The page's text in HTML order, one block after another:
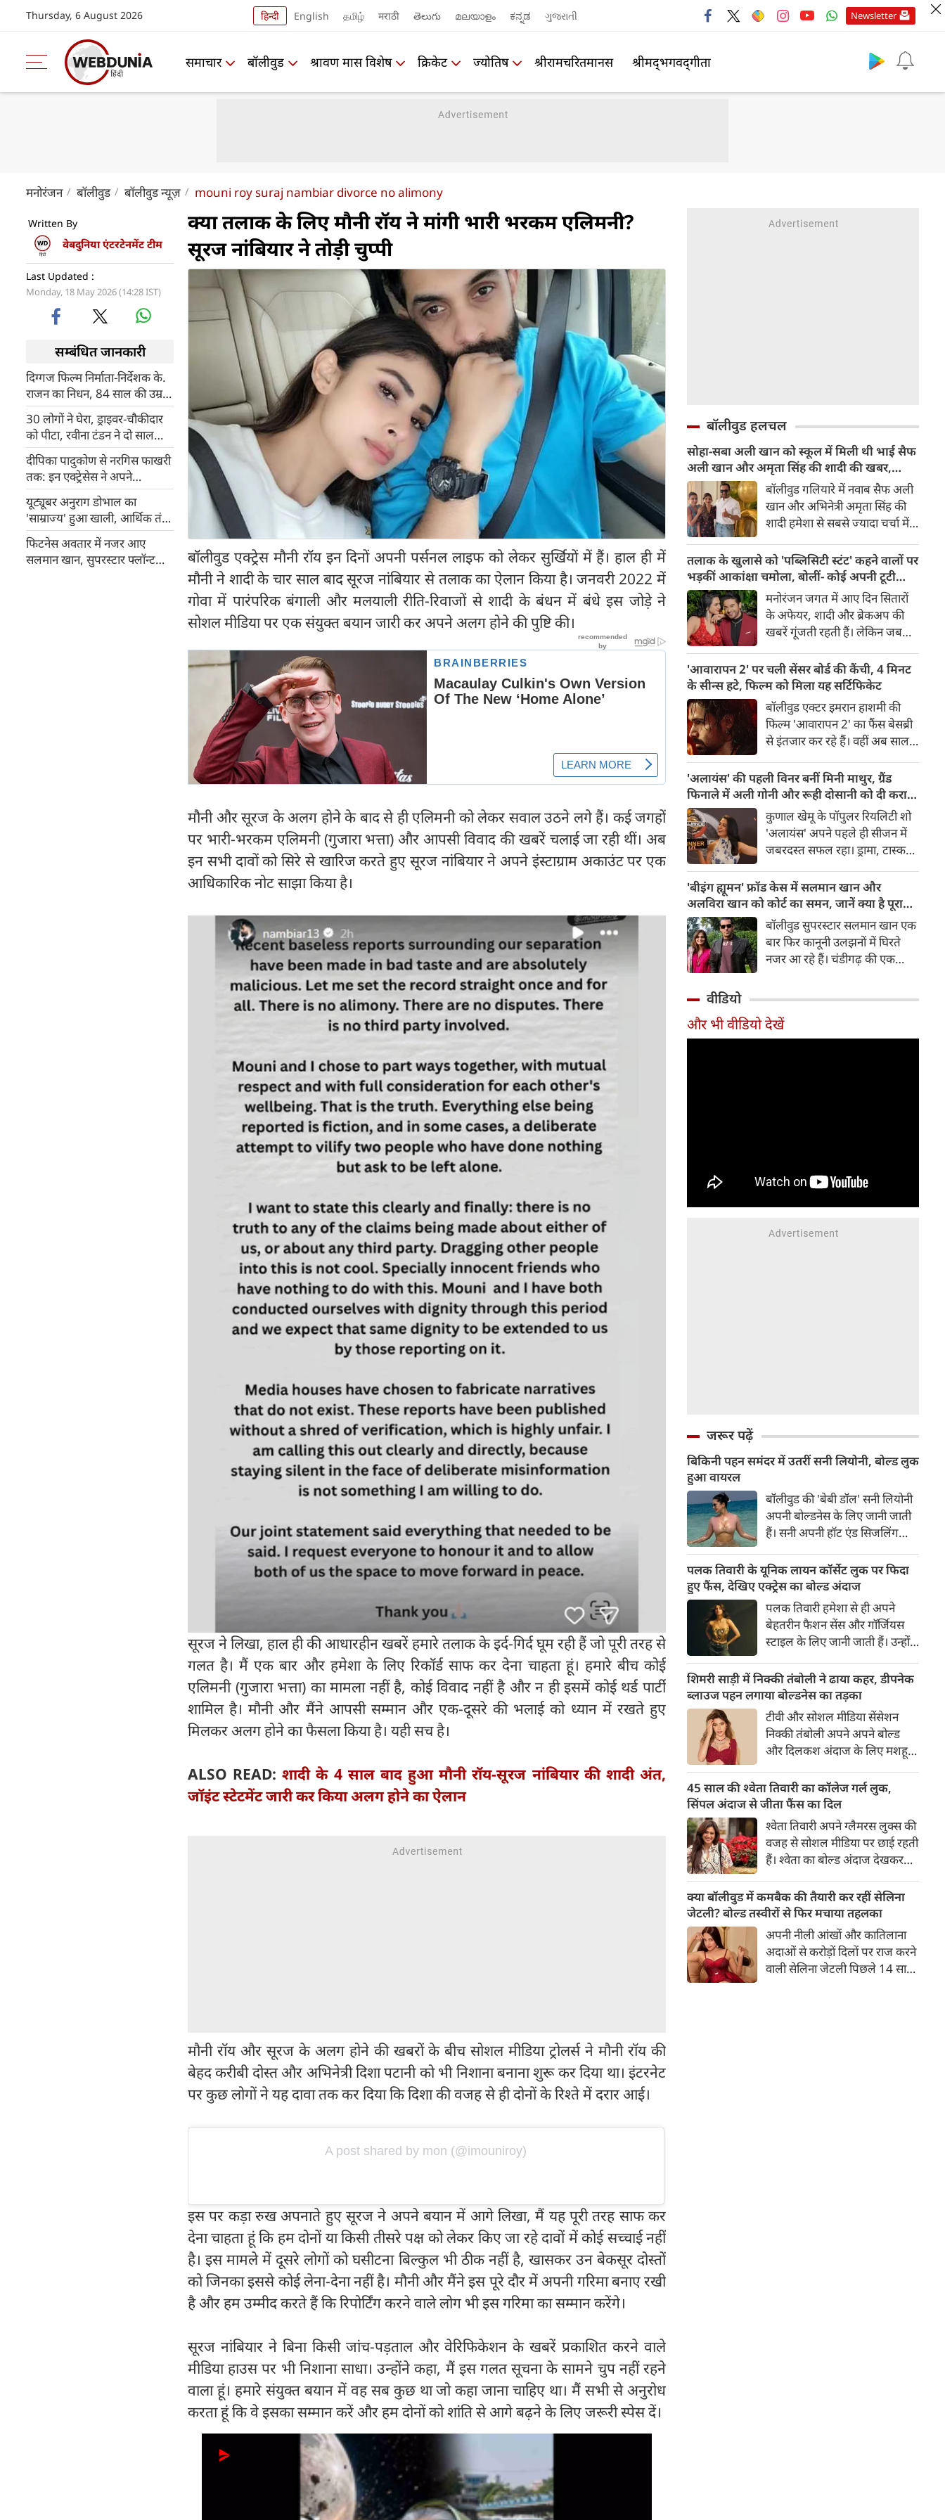
Thursday, 6 August 2026 हिन्दी English தமிழ் मराठी తెలుగు മലയാളം ಕನ್ನಡ ગુજરાતી Newsletter
समाचार बॉलीवुड श्रावण मास विशेष क्रिकेट ज्योतिष श्रीरामचरितमानस श्रीमद्‍भगवद्‍गीता
मनोरंजन बॉलीवुड बॉलीवुड न्यूज़ mouni roy suraj nambiar divorce no alimony
Written By
वेबदुनिया एंटरटेनमेंट टीम
Last Updated :
Monday, 18 May 2026 (14:28 IST)
सम्बंधित जानकारी
दिग्गज फिल्म निर्माता-निर्देशक के.
राजन का निधन, 84 साल की उम्र में
की आत्महत्या
30 लोगों ने घेरा, ड्राइवर-चौकीदार
को पीटा, रवीना टंडन ने दो साल
पहले हुई घटना पर तोड़ी चुप्पी
दीपिका पादुकोण से नरगिस फाखरी
तक: इन एक्ट्रेसेस ने अपने
धमाकेदार डेब्यू से बॉलीवुड में मचाया
तहलका
यूट्यूबर अनुराग डोभाल का
'साम्राज्य' हुआ खाली, आर्थिक तंगी
की वजह से बेचना पड़ा 10 करोड़
का बाइक कलेक्शन
फिटनेस अवतार में नजर आए
सलमान खान, सुपरस्टार फ्लॉन्ट
क्या तलाक के लिए मौनी रॉय ने मांगी भारी भरकम एलिमनी?
सूरज नांबियार ने तोड़ी चुप्पी
बॉलीवुड एक्ट्रेस मौनी रॉय इन दिनों अपनी पर्सनल लाइफ को लेकर सुर्खियों में हैं। हाल ही में
मौनी ने शादी के चार साल बाद सूरज नांबियार से तलाक का ऐलान किया है। जनवरी 2022 में
गोवा में पारंपरिक बंगाली और मलयाली रीति-रिवाजों से शादी के बंधन में बंधे इस जोड़े ने
सोशल मीडिया पर एक संयुक्त बयान जारी कर अपने अलग होने की पुष्टि की।
मौनी और सूरज के अलग होने के बाद से ही एलिमनी को लेकर सवाल उठने लगे हैं। कई जगहों
पर भारी-भरकम एलिमनी (गुजारा भत्ता) और आपसी विवाद की खबरें चलाई जा रही थीं। अब
इन सभी दावों को सिरे से खारिज करते हुए सूरज नांबियार ने अपने इंस्टाग्राम अकाउंट पर एक
आधिकारिक नोट साझा किया है।
सूरज ने लिखा, हाल ही की आधारहीन खबरें हमारे तलाक के इर्द-गिर्द घूम रही हैं जो पूरी तरह से
गलत है। मैं एक बार और हमेशा के लिए रिकॉर्ड साफ कर देना चाहता हूं। हमारे बीच कोई
एलिमनी (गुजारा भत्ता) का मामला नहीं है, कोई विवाद नहीं है और न ही इसमें कोई थर्ड पार्टी
शामिल है। मौनी और मैंने आपसी सम्मान और एक-दूसरे की भलाई को ध्यान में रखते हुए
मिलकर अलग होने का फैसला किया है। यही सच है।
ALSO READ:शादी के 4 साल बाद हुआ मौनी रॉय-सूरज नांबियार की शादी अंत,
जॉइंट स्टेटमेंट जारी कर किया अलग होने का ऐलान
मौनी रॉय और सूरज के अलग होने की खबरों के बीच सोशल मीडिया ट्रोलर्स ने मौनी रॉय की
बेहद करीबी दोस्त और अभिनेत्री दिशा पटानी को भी निशाना बनाना शुरू कर दिया था। इंटरनेट
पर कुछ लोगों ने यह दावा तक कर दिया कि दिशा की वजह से ही दोनों के रिश्ते में दरार आई।
A post shared by mon (@imouniroy)
इस पर कड़ा रुख अपनाते हुए सूरज ने अपने बयान में आगे लिखा, मैं यह पूरी तरह साफ कर
देना चाहता हूं कि हम दोनों या किसी तीसरे पक्ष को लेकर किए जा रहे दावों में कोई सच्चाई नहीं
है। इस मामले में दूसरे लोगों को घसीटना बिल्कुल भी ठीक नहीं है, खासकर उन बेकसूर दोस्तों
को जिनका इससे कोई लेना-देना नहीं है। मौनी और मैंने इस पूरे दौर में अपनी गरिमा बनाए रखी
है और हम उम्मीद करते हैं कि रिपोर्टिंग करने वाले लोग भी इस गरिमा का सम्मान करेंगे।
सूरज नांबियार ने बिना किसी जांच-पड़ताल और वेरिफिकेशन के खबरें प्रकाशित करने वाले
मीडिया हाउस पर भी निशाना साधा। उन्होंने कहा, मैं इस गलत सूचना के सामने चुप नहीं रहने
वाला हूं। हमारे संयुक्त बयान में वह सब कुछ था जो कहा जाना चाहिए था। मैं सभी से अनुरोध
करता हूं कि वे इसका सम्मान करें और हम दोनों को शांति से आगे बढ़ने के लिए जरूरी स्पेस दें।
बॉलीवुड हलचल
सोहा-सबा अली खान को स्कूल में मिली थी भाई सैफ
अली खान और अमृता सिंह की शादी की खबर,
बताया चौंकाने वाला किस्साबॉलीवुड गलियारे में नवाब सैफ अली
खान और अभिनेत्री अमृता सिंह की
शादी हमेशा से सबसे ज्यादा चर्चा में
साल 1991 में हुई इस शादी को
लेकर आज भी कई ऐसे राज़ हैं,
जिनसे पर्दा उठना बाकी है। हाल ही में
सैफ अली खान की बहनों—अभिनेत्री
सोहा अली खान और सबा अली खान
ने इस शादी से जुड़ा एक बेहद
दिलचस्प और चौंकाने वाला किस्सा
साझा किया है।
तलाक के खुलासे को 'पब्लिसिटी स्टंट' कहने वालों पर
भड़कीं आकांक्षा चमोला, बोलीं- कोई अपनी टूटी
शादी का तमाशा नहीं बनातामनोरंजन जगत में आए दिन सितारों
के अफेयर, शादी और ब्रेकअप की
खबरें गूंजती रहती हैं। लेकिन जब
पॉपुलर कपल्स के अलग होने की
खबर आती है, तो फैंस का दिल टूट
जाता है। टीवी इंडस्ट्री के मशहूर और
टैलेंटेड एक्टर गौरव खन्ना और उनकी
पत्नी व एक्ट्रेस आकांक्षा चमोला इन
दिनों अपने रिश्ते को लेकर जबरदस्त
चर्चा में हैं।
'आवारापन 2' पर चली सेंसर बोर्ड की कैंची, 4 मिनट
के सीन्स हटे, फिल्म को मिला यह सर्टिफिकेट
बॉलीवुड एक्टर इमरान हाशमी की
फिल्म 'आवारापन 2' का फैंस बेसब्री
से इंतजार कर रहे हैं। वहीं अब साल
'आवारापन' के बहुप्रतीक्षित सीक्वल
'आवारापन 2' को सेंट्रल बोर्ड ऑफ
फिल्म सर्टिफिकेशन (CBFC) से हरी
झंडी मिल गई है।
'अलायंस' की पहली विनर बनीं मिनी माथुर, ग्रैंड
फिनाले में अली गोनी और रूही दोसानी को दी करारी
शिकस्त
कुणाल खेमू के पॉपुलर रियलिटी शो
'अलायंस' अपने पहले ही सीजन में
जबरदस्त सफल रहा। ड्रामा, टास्क
अब अपना पहला विजेता मिल गया
है। मशहूर एंकर और एक्ट्रेस मिनी
माथुर ने शानदार प्रदर्शन करते हुए
'अलायंस' के पहले सीजन की ट्रॉफी
अपने नाम कर ली है।
'बीइंग ह्यूमन' फ्रॉड केस में सलमान खान और
अलविरा खान को कोर्ट का समन, जानें क्या है पूरा
विवाद
बॉलीवुड सुपरस्टार सलमान खान एक
बार फिर कानूनी उलझनों में घिरते
नजर आ रहे हैं। चंडीगढ़ की एक
अभिनेता सलमान खान, उनकी बहन
अलविरा खान अग्निहोत्री और 'स्टाइल
वीडियो
और भी वीडियो देखें
जरूर पढ़ें
बिकिनी पहन समंदर में उतरीं सनी लियोनी, बोल्ड लुक
हुआ वायरल
बॉलीवुड की 'बेबी डॉल' सनी लियोनी
अपनी बोल्डनेस के लिए जानी जाती
हैं। सनी अपनी हॉट एंड सिजलिंग
रहती हैं। फैंस सनी लियोनी की तस्वीरों
का बेसब्री से इंतजार करते हैं। इस बार
सनी लियोनी ने मालदीव वेकेशन से
अपनी कुछ बोल्ड तस्वीरें शेयर की है।
पलक तिवारी के यूनिक लायन कॉर्सेट लुक पर फिदा
हुए फैंस, देखिए एक्ट्रेस का बोल्ड अंदाज
पलक तिवारी हमेशा से ही अपने
बेहतरीन फैशन सेंस और गॉर्जियस
स्टाइल के लिए जानी जाती हैं। उन्होंने
फिर फैंस का दिल जीत लिया है।
पलक ने एक बेहद यूनीक और
स्टाइलिश गोल्डन कॉर्सेट टॉप में
अपनी कुछ तस्वीरें शेयर की है।
शिमरी साड़ी में निक्की तंबोली ने ढाया कहर, डीपनेक
ब्लाउज पहन लगाया बोल्डनेस का तड़का
टीवी और सोशल मीडिया सेंसेशन
निक्की तंबोली अपने अपने बोल्ड
और दिलकश अंदाज के लिए मशहूर
इंटरनेट पर तहलका मचाती रहती हैं।
इस बार निक्की ने मरून कलर की
साड़ी में अपनी कुछ सुपर सिजलिंग
तस्वीरें शेयर की है। खूबसूरत शिमरी
साड़ी में निक्की की अदाएं देखने
लायक है।
45 साल की श्वेता तिवारी का कॉलेज गर्ल लुक,
सिंपल अंदाज से जीता फैंस का दिल
श्वेता तिवारी अपने ग्लैमरस लुक्स की
वजह से सोशल मीडिया पर छाई रहती
हैं। श्वेता का बोल्ड अंदाज देखकर
बच्चों की मां हैं। 45 साल की श्वेता
तिवारी की तस्वीरों पर फैंस जमकर
प्यार लुटाते हैं। इस बार श्वेता तिवारी
ने वेकेशन से अपनी कुछ तस्वीरें शेयर
की है।
क्या बॉलीवुड में कमबैक की तैयारी कर रहीं सेलिना
जेटली? बोल्ड तस्वीरों से फिर मचाया तहलका
अपनी नीली आंखों और कातिलाना
अदाओं से करोड़ों दिलों पर राज करने
वाली सेलिना जेटली पिछले 14 साल